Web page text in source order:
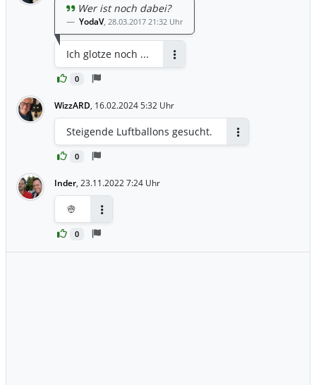
0
Wer ist noch dabei?
YodaV, 28.03.2017 21:32 Uhr
Ich glotze noch ...
WizzARD, 16.02.2024 5:32 Uhr
0
Steigende Luftballons gesucht.
Inder, 23.11.2022 7:24 Uhr
0
👳